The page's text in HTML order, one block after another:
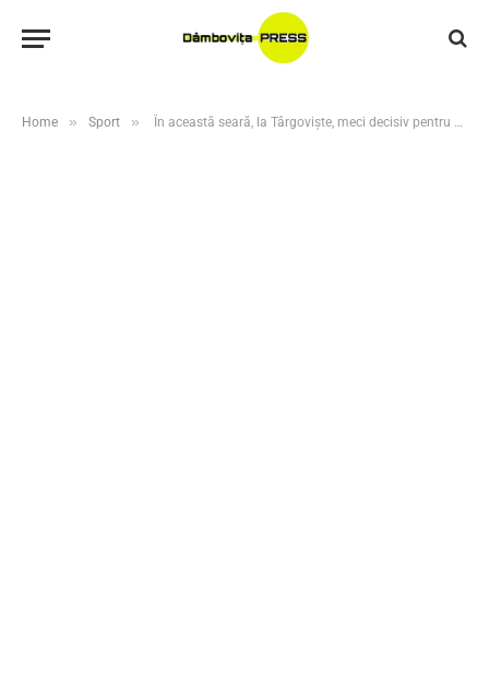
Home » Sport » În această seară, la Târgoviște, meci decisiv pentru finală!